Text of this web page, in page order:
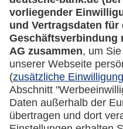
Ich möchte
ich tun?
Bekomme ich
Kreditkarte
zugesandt?
Was passiert mit